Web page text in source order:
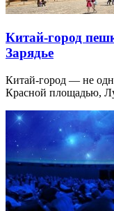
Китай-город
Зарядье
Китай-город — не
Красной площадью,